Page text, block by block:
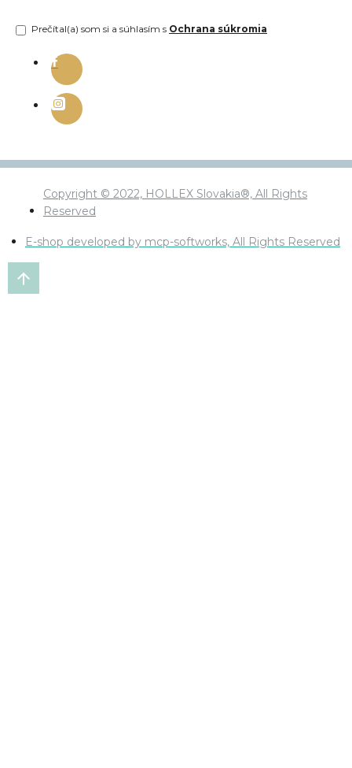
Prečítal(a) som si a súhlasím s Ochrana súkromia
Copyright © 2022, HOLLEX Slovakia®, All Rights
Reserved
E-shop developed by mcp-softworks, All Rights Reserved